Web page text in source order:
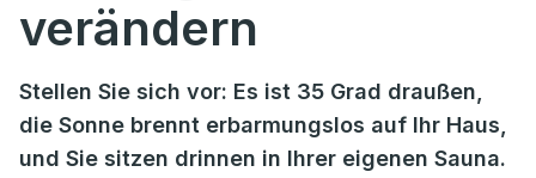
verändern
Stellen Sie sich vor: Es ist 35 Grad draußen,
die Sonne brennt erbarmungslos auf Ihr Haus,
und Sie sitzen drinnen in Ihrer eigenen Sauna.